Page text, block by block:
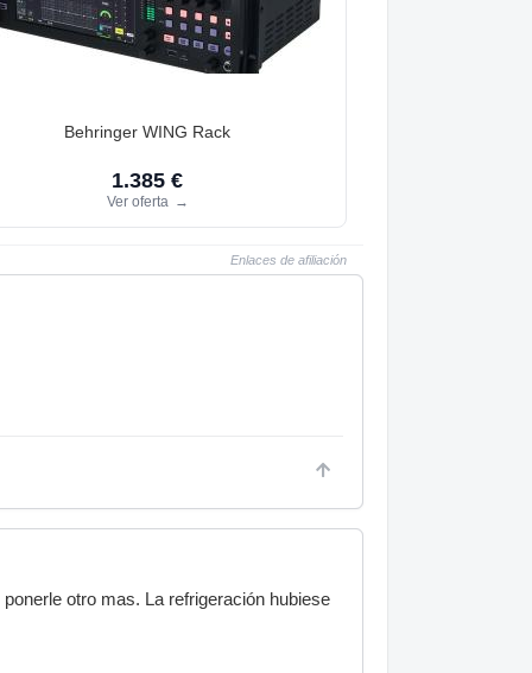
Behringer WING Rack
1.385 €
Ver oferta →
Enlaces de afiliación
otro mas. La refrigeración hubiese